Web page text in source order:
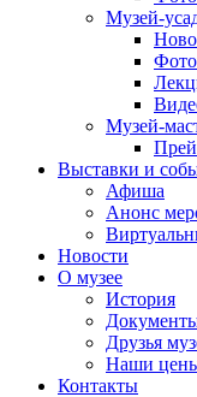
Музей-
Музей-
Выставки и
Афиша
Анонс
Новости
О музее
История
Друзья
Наши
Контакты